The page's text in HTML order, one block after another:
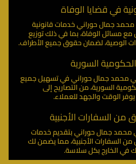
في قضايا الوفاة
جمال حوراني خدمات قانونية
مع مسائل الوفاة، بما في ذلك توزيع
الوصية، لضمان حقوق جميع الأطراف.
السورية
محمد جمال حوراني في تسهيل جميع
السورية، من التصاريح إلى
الوقت والجهد للعملاء.
من السفارات الأجنبية
محمد جمال حوراني بتقديم خدمات
من السفارات الأجنبية، مما يضمن لك
في الخارج بكل سلاسة.